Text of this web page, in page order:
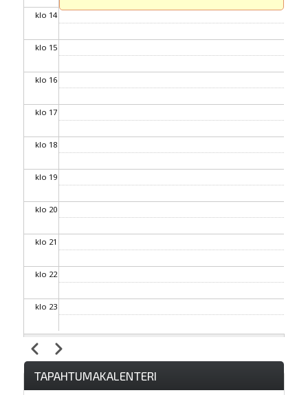
klo 14
klo 15
klo 16
klo 17
klo 18
klo 19
klo 20
klo 21
klo 22
klo 23
Sivutus
EdellinenSeuraava
TAPAHTUMAKALENTERI